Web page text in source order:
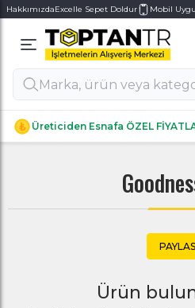
HakkımızdaExcelle Sepet Doldur Mobil
Üreticiden Esnafa ÖZEL
Alt Kategoriler
Alt Kategoriler
PAYLAS
Ürün